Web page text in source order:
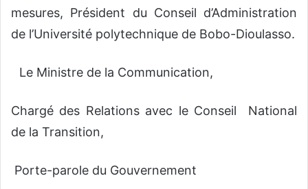
mesures, Président du Conseil d’Administration
de l’Université polytechnique de Bobo-Dioulasso.
Le Ministre de la Communication,
Chargé des Relations avec le Conseil National
de la Transition,
Porte-parole du Gouvernement